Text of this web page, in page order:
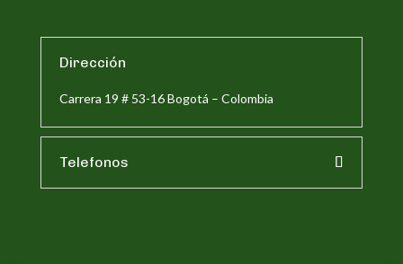
Dirección
Carrera 19 # 53-16 Bogotá – Colombia
Telefonos